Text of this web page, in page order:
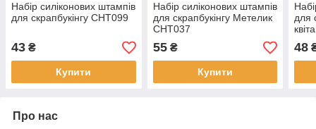
Набір силіконових штампів
для скрапбукінгу CHT099
43 ₴
Купити
Набір силіконових штампів
для скрапбукінгу Метелик
CHT037
55₴
Купити
для
48
Про нас